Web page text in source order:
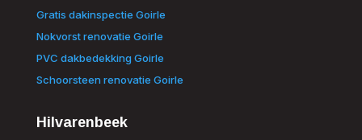
Gratis dakinspectie Goirle
Nokvorst renovatie Goirle
PVC dakbedekking Goirle
Schoorsteen renovatie Goirle
Hilvarenbeek